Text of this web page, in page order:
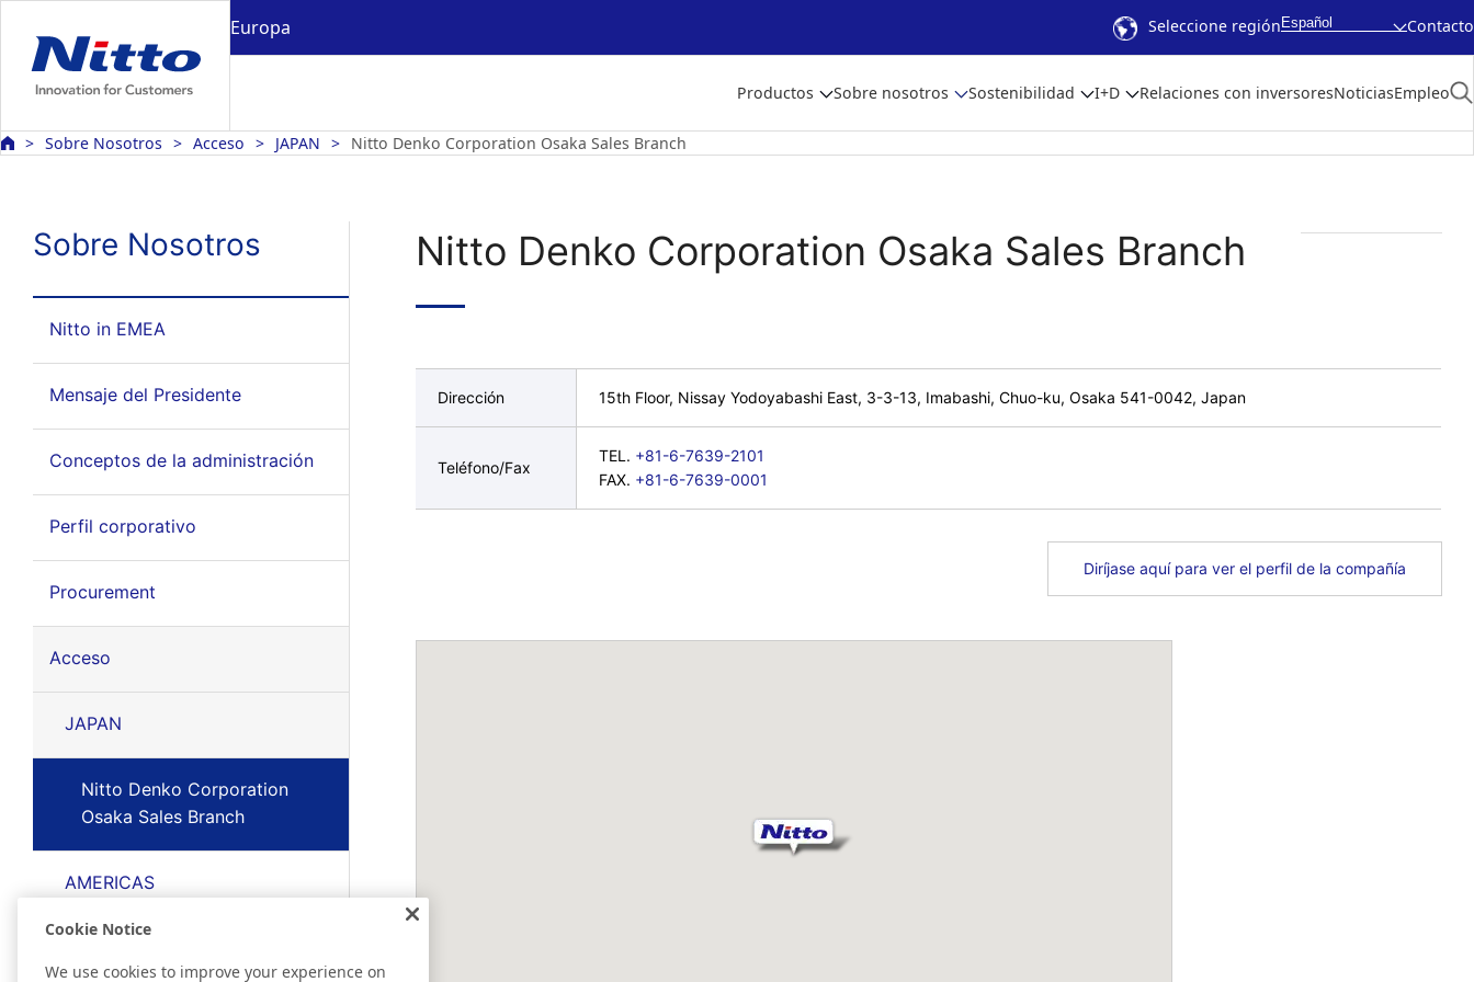
Europa Seleccione región Español Contacto
Productos Sobre nosotros Sostenibilidad I+D Relaciones con inversoresNoticiasEmpleo
Sobre Nosotros Acceso JAPAN Nitto Denko Corporation Osaka Sales Branch
Sobre Nosotros
Nitto in EMEA
Mensaje del Presidente
Conceptos de la administración
Perfil corporativo
Procurement
Acceso
JAPAN
Nitto Denko Corporation
Osaka Sales Branch
AMERICAS
Nitto Denko Corporation Osaka Sales Branch
Dirección 15th Floor, Nissay Yodoyabashi East, 3-3-13, Imabashi, Chuo-ku, Osaka 541-0042, Japan
Teléfono/Fax
TEL. +81-6-7639-2101
FAX. +81-6-7639-0001
Diríjase aquí para ver el perfil de la compañía
Cookie Notice
We use cookies to improve your experience on